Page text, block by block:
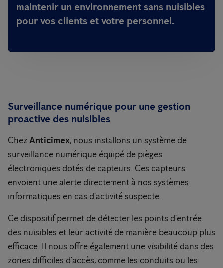
maintenir un environnement sans nuisibles
pour vos clients et votre personnel.
Surveillance numérique pour une gestion
proactive des nuisibles
ChezAnticimex, nous installons un système de
surveillance numérique équipé de pièges
électroniques dotés de capteurs. Ces capteurs
envoient une alerte directement à nos systèmes
informatiques en cas d’activité suspecte.
Ce dispositif permet de détecter les points d’entrée
des nuisibles et leur activité de manière beaucoup plus
efficace. Il nous offre également une visibilité dans des
zones difficiles d’accès, comme les conduits ou les